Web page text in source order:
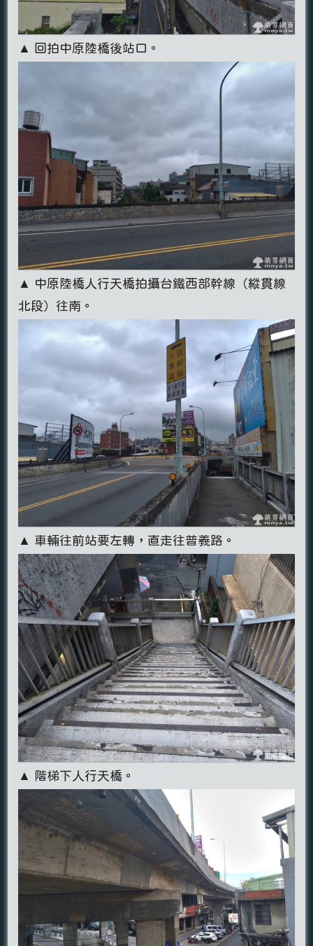
▲ 回拍中原陸橋後站口。
▲ 中原陸橋人行天橋拍攝台鐵西部幹線（縱貫線
北段）往南。
▲ 車輛往前站要左轉，直走往普義路。
▲ 階梯下人行天橋。